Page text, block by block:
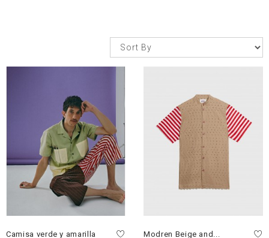
Camisa verde y amarilla Modren Beige and...